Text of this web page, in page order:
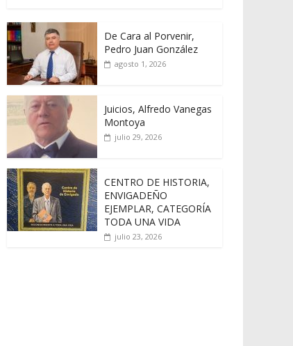
De Cara al Porvenir,
Pedro Juan González
agosto 1, 2026
Juicios, Alfredo Vanegas
Montoya
julio 29, 2026
CENTRO DE HISTORIA,
ENVIGADEÑO
EJEMPLAR, CATEGORÍA
TODA UNA VIDA
julio 23, 2026